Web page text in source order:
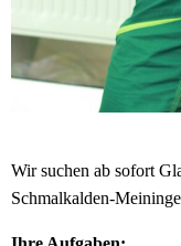
Wir suchen ab sofort
Schmalkalden-